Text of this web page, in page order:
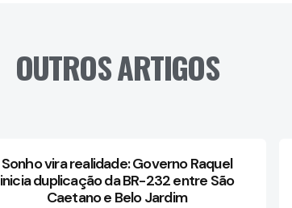
OUTROS ARTIGOS
Sonho vira realidade: Governo Raquel
inicia duplicação da BR-232 entre São
Caetano e Belo Jardim